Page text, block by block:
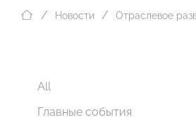
Новости Отраслевое
All
Главные события